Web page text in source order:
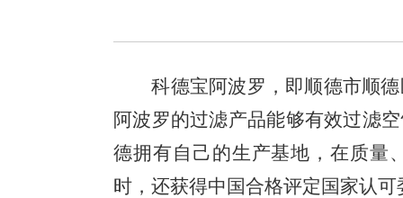
科德宝阿波罗，即顺德市顺
阿波罗的过滤产品能够有效过滤
德拥有自己的生产基地，在质量
时，还获得中国合格评定国家认可